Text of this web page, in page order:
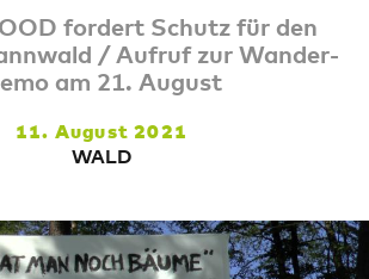
fordert Schutz für den
/ Aufruf zur Wander-
am 21. August
11. August 2021
WALD